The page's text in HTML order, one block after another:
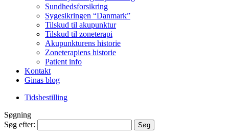
Sundhedsforsikring
Sygesikringen “Danmark”
Tilskud til akupunktur
Tilskud til zoneterapi
Akupunkturens historie
Zoneterapiens historie
Patient info
Kontakt
Ginas blog
Tidsbestilling
Søgning
Søg efter: